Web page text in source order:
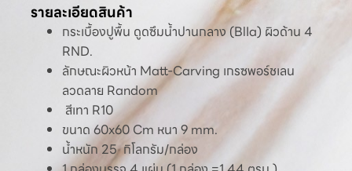
รายละเอียดสินค้า
กระเบื้องปูพื้น ดูดซึมน้ำปานกลาง (BlIa) ผิวด้าน 4
RND.
ลักษณะผิวหน้า Matt-Carving เกรซพอร์ชเลน
ลวดลาย Random
สีเทา R10
ขนาด 60x60 Cm หนา 9 mm.
น้ำหนัก 25 กิโลกรัม/กล่อง